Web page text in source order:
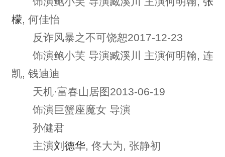
檬, 何佳怡
反诈风暴之不可饶恕2017-12-23
饰演鲍小芙 导演臧溪川 主演何明翰, 连
凯, 钱迪迪
天机·富春山居图2013-06-19
饰演巨蟹座魔女 导演
孙健君
主演刘德华, 佟大为, 张静初